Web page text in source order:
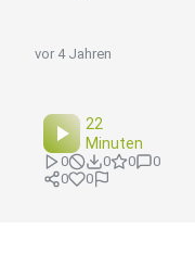
vor 4 Jahren
22
Minuten
0 0 0
0
0
0